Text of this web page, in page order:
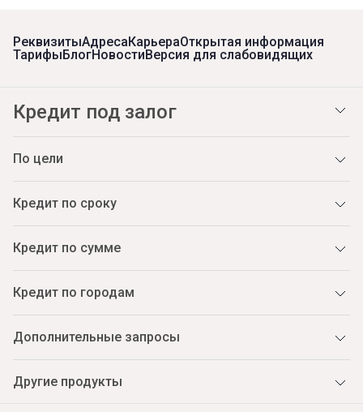
РеквизитыАдресаКарьераОткрытая информация
ТарифыБлогНовостиВерсия для слабовидящих
Кредит под залог
По цели
Кредит по сроку
Кредит по сумме
Кредит по городам
Дополнительные запросы
Другие продукты